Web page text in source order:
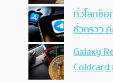
ทั่วโลกช็อ
ชั่วคราว
Galaxy